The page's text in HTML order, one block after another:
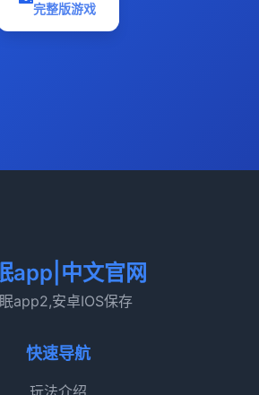
完整版游戏
app|中文官网
app2,安卓IOS保存
快速导航